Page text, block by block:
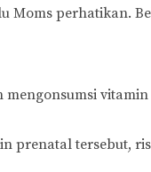
Moms perhatikan.
prenatal tersebut,